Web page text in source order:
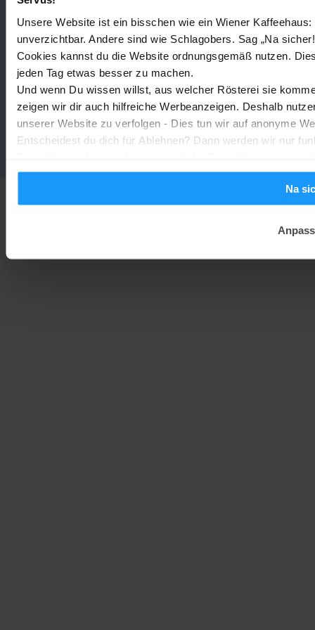
Unsere Website ist ein bisschen wie ein Wiener
unverzichtbar. Andere sind wie Schlagobers. Sag „Na
Cookies kannst du die Website ordnungsgemäß nutzen.
jeden Tag etwas besser zu machen.
Und wenn Du wissen willst, aus welcher Rösterei sie
zeigen wir dir auch hilfreiche Werbeanzeigen. Deshalb
unserer Website zu verfolgen - Dies tun wir auf anonyme
Entscheidest du dich für Ablehnen? Dann werden wir nur
Na
Sony WH-CH730N geleakt: Alles zu Sonys neuen Budget-
Kopfhörern
Trends & Technologien - 2. August 2026
Homematic IP Kamera: Die neue Kamerafamilie im Überblick
Smarte Sicherheit Marc - 1. August 2026
MEHR LADEN